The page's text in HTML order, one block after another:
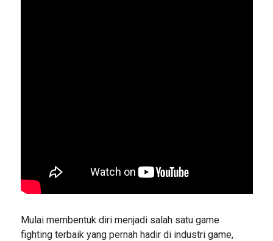
Mulai membentuk diri menjadi salah satu game
fighting terbaik yang pernah hadir di industri game,